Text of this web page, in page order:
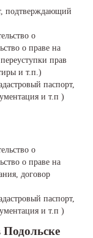
подтверждающий
о
о праве на
прав
и т.п.)
паспорт,
и т.п )
о
о праве на
договор
паспорт,
и т.п )
Подольске